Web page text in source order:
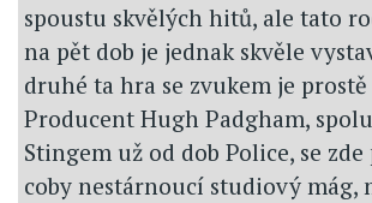
spoustu skvělých hitů, ale tato
na pět dob je jednak skvěle
druhé ta hra se zvukem je prostě
Producent Hugh Padgham,
Stingem už od dob Police, se
coby nestárnoucí studiový mág,